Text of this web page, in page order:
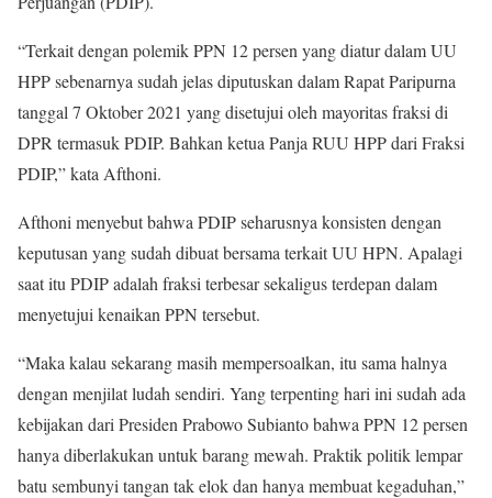
“Terkait dengan polemik PPN 12 persen yang diatur dalam UU
HPP sebenarnya sudah jelas diputuskan dalam Rapat Paripurna
tanggal 7 Oktober 2021 yang disetujui oleh mayoritas fraksi di
DPR termasuk PDIP. Bahkan ketua Panja RUU HPP dari Fraksi
PDIP,” kata Afthoni.
Afthoni menyebut bahwa PDIP seharusnya konsisten dengan
keputusan yang sudah dibuat bersama terkait UU HPN. Apalagi
saat itu PDIP adalah fraksi terbesar sekaligus terdepan dalam
menyetujui kenaikan PPN tersebut.
“Maka kalau sekarang masih mempersoalkan, itu sama halnya
dengan menjilat ludah sendiri. Yang terpenting hari ini sudah ada
kebijakan dari Presiden Prabowo Subianto bahwa PPN 12 persen
hanya diberlakukan untuk barang mewah. Praktik politik lempar
batu sembunyi tangan tak elok dan hanya membuat kegaduhan,”